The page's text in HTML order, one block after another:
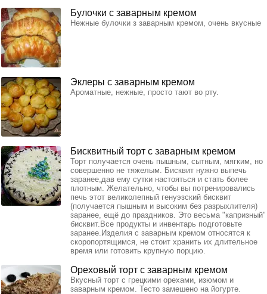
Булочки с заварным кремом
Нежные булочки з заварным кремом, очень вкусные
Эклеры с заварным кремом
Ароматные, нежные, просто тают во рту.
Бисквитный торт с заварным кремом
Торт получается очень пышным, сытным, мягким, но
совершенно не тяжелым. Бисквит нужно выпечь
заранее,дав ему сутки настояться и стать более
плотным. Желательно, чтобы вы потренировались
печь этот великолепный генуэзский бисквит
(получается пышным и высоким без разрыхлителя)
заранее, ещё до праздников. Это весьма "капризный"
бисквит.Все продукты и инвентарь подготовьте
заранее.Изделия с заварным кремом относятся к
скоропортящимся, не стоит хранить их длительное
время или готовить крупную порцию.
Ореховый торт с заварным кремом
Вкусный торт с грецкими орехами, изюмом и
заварным кремом. Тесто замешено на йогурте.